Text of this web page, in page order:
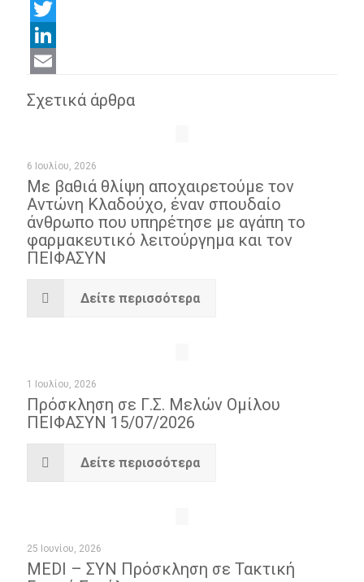
Facebook
Twitter
LinkedIn
Σχετικά άρθρα
6 Ιουλίου, 2026
Με βαθιά θλίψη αποχαιρετούμε τον
Αντώνη Κλαδούχο, έναν σπουδαίο
άνθρωπο που υπηρέτησε με αγάπη το
φαρμακευτικό λειτούργημα και τον
ΠΕΙΦΑΣΥΝ
Δείτε περισσότερα
1 Ιουλίου, 2026
Πρόσκληση σε Γ.Σ. Μελών Ομίλου
ΠΕΙΦΑΣΥΝ 15/07/2026
Δείτε περισσότερα
25 Ιουνίου, 2026
MEDI – ΣΥΝ Πρόσκληση σε Τακτική